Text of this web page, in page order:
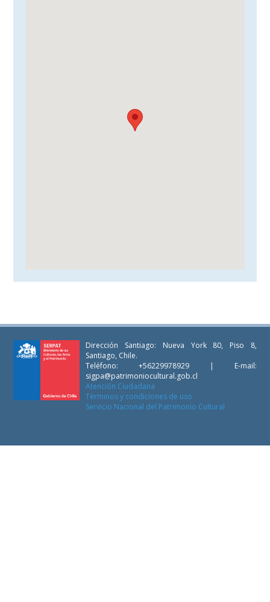
Dirección Santiago: Nueva York 80, Piso 8,
Santiago, Chile.
Teléfono: +56229978929 | E-mail:
sigpa@patrimoniocultural.gob.cl
Atención Ciudadana
Términos y condiciones de uso
Servicio Nacional del Patrimonio Cultural